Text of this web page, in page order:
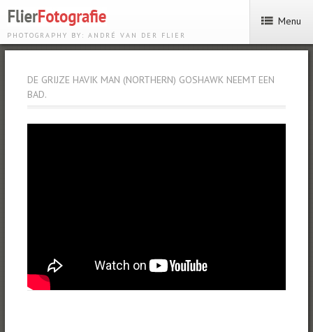
PHOTOGRAPHY BY: ANDRÉ VAN DER FLIER
Menu
DE GRIJZE HAVIK MAN (NORTHERN) GOSHAWK NEEMT EEN
BAD.